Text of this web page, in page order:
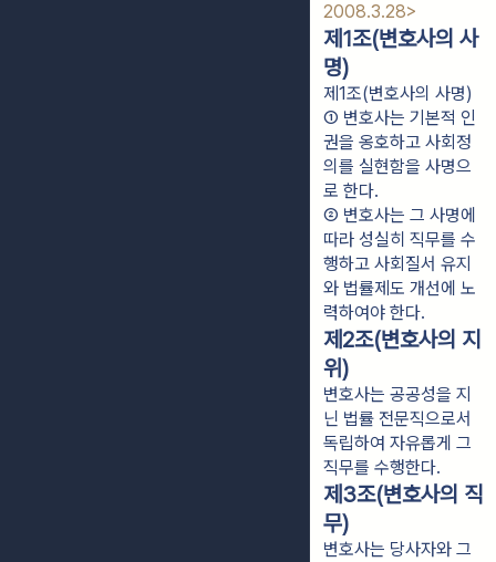
2008.3.28>
제1조(변호사의 사
명)
제1조(변호사의 사명)
① 변호사는 기본적 인
권을 옹호하고 사회정
의를 실현함을 사명으
로 한다.
② 변호사는 그 사명에
따라 성실히 직무를 수
행하고 사회질서 유지
와 법률제도 개선에 노
력하여야 한다.
제2조(변호사의 지
위)
변호사는 공공성을 지
닌 법률 전문직으로서
독립하여 자유롭게 그
직무를 수행한다.
제3조(변호사의 직
무)
변호사는 당사자와 그